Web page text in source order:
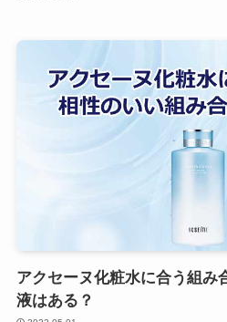
アクセーヌ化粧水に合う組み
液はある？